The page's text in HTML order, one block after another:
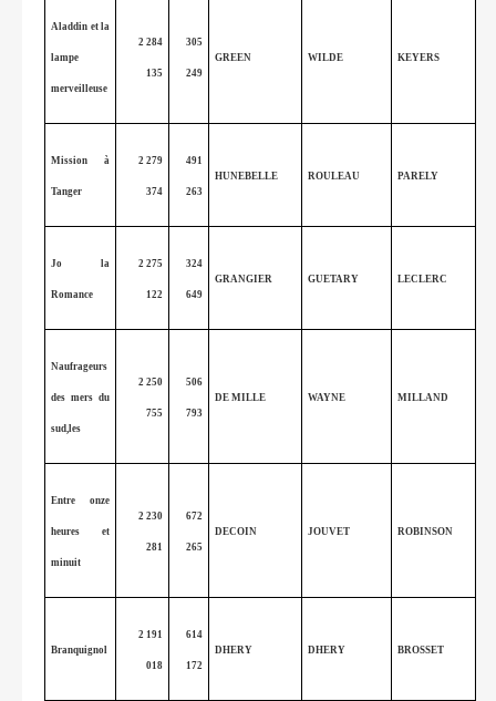
Aladdin et la
lampe
merveilleuse
2 284
135
305
249
GREEN WILDE KEYERS
Mission à
Tanger
2 279
374
491
263
HUNEBELLE ROULEAU PARELY
Jo la
Romance
2 275
122
324
649
GRANGIER GUETARY LECLERC
Naufrageurs
des mers du
sud,les
2 250
755
506
793
DE MILLE WAYNE MILLAND
Entre onze
heures et
minuit
2 230
281
672
265
DECOIN JOUVET ROBINSON
Branquignol
2 191
018
614
172
DHERY DHERY BROSSET